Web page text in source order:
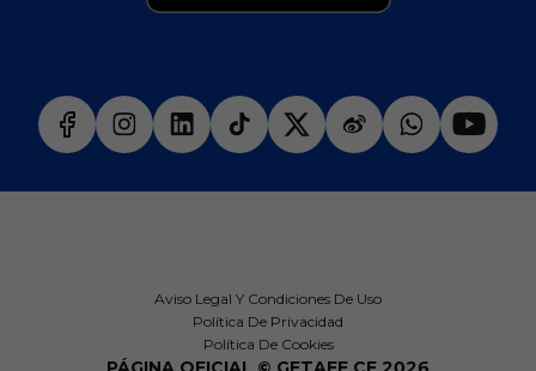
Aviso Legal Y Condiciones De Uso
Política De Privacidad
Política De Cookies